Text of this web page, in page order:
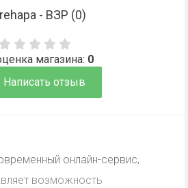
- ВЗР (0)
Написать отзыв
магазина: 0
онлайн-сервис,
возможность